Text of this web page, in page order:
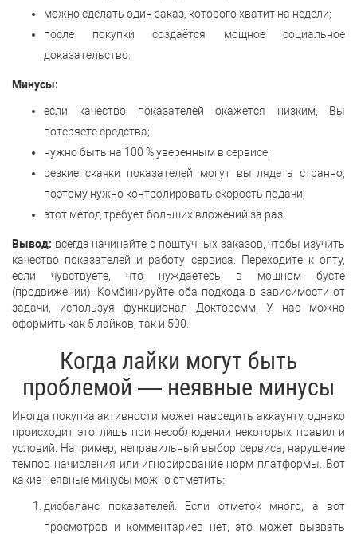
можно сделать один заказ, которого хватит на недели;
после покупки создаётся мощное социальное
доказательство.
Минусы:
если качество показателей окажется низким, Вы
потеряете средства;
нужно быть на 100 % уверенным в сервисе;
резкие скачки показателей могут выглядеть странно,
поэтому нужно контролировать скорость подачи;
этот метод требует больших вложений за раз.
Вывод: всегда начинайте с поштучных заказов, чтобы изучить
качество показателей и работу сервиса. Переходите к опту,
если чувствуете, что нуждаетесь в мощном бусте
(продвижении). Комбинируйте оба подхода в зависимости от
задачи, используя функционал Докторсмм. У нас можно
оформить как 5 лайков, так и 500.
Когда лайки могут быть
проблемой — неявные минусы
Иногда покупка активности может навредить аккаунту, однако
происходит это лишь при несоблюдении некоторых правил и
условий. Например, неправильный выбор сервиса, нарушение
темпов начисления или игнорирование норм платформы. Вот
какие неявные минусы можно отметить:
дисбаланс показателей. Если отметок много, а вот
просмотров и комментариев нет, это может вызвать